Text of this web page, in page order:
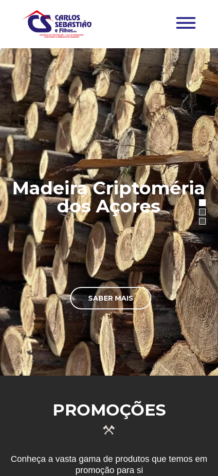
Madeira Criptoméria
dos Açores
SABER MAIS
PROMOÇÕES
Conheça a vasta gama de produtos que temos em
promoção para si